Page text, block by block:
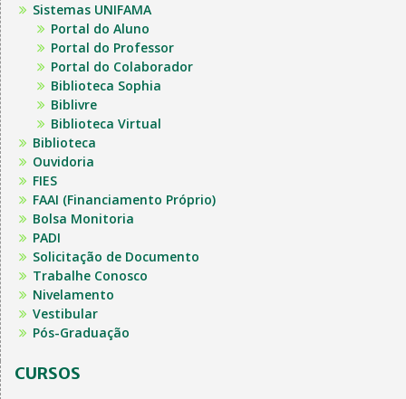
Sistemas UNIFAMA
Portal do Aluno
Portal do Professor
Portal do Colaborador
Biblioteca Sophia
Biblivre
Biblioteca Virtual
Biblioteca
Ouvidoria
FIES
FAAI (Financiamento Próprio)
Bolsa Monitoria
PADI
Solicitação de Documento
Trabalhe Conosco
Nivelamento
Vestibular
Pós-Graduação
CURSOS